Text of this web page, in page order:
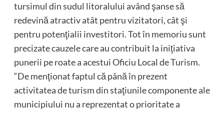
tursimul din sudul litoralului având şanse să
redevină atractiv atât pentru vizitatori, cât şi
pentru potenţialii investitori. Tot în memoriu sunt
precizate cauzele care au contribuit la iniţiativa
punerii pe roate a acestui Oficiu Local de Turism.
“De menţionat faptul că până în prezent
activitatea de turism din staţiunile componente ale
municipiului nu a reprezentat o prioritate a